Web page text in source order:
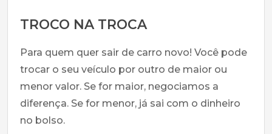
TROCO NA TROCA
Para quem quer sair de carro novo! Você pode
trocar o seu veículo por outro de maior ou
menor valor. Se for maior, negociamos a
diferença. Se for menor, já sai com o dinheiro
no bolso.